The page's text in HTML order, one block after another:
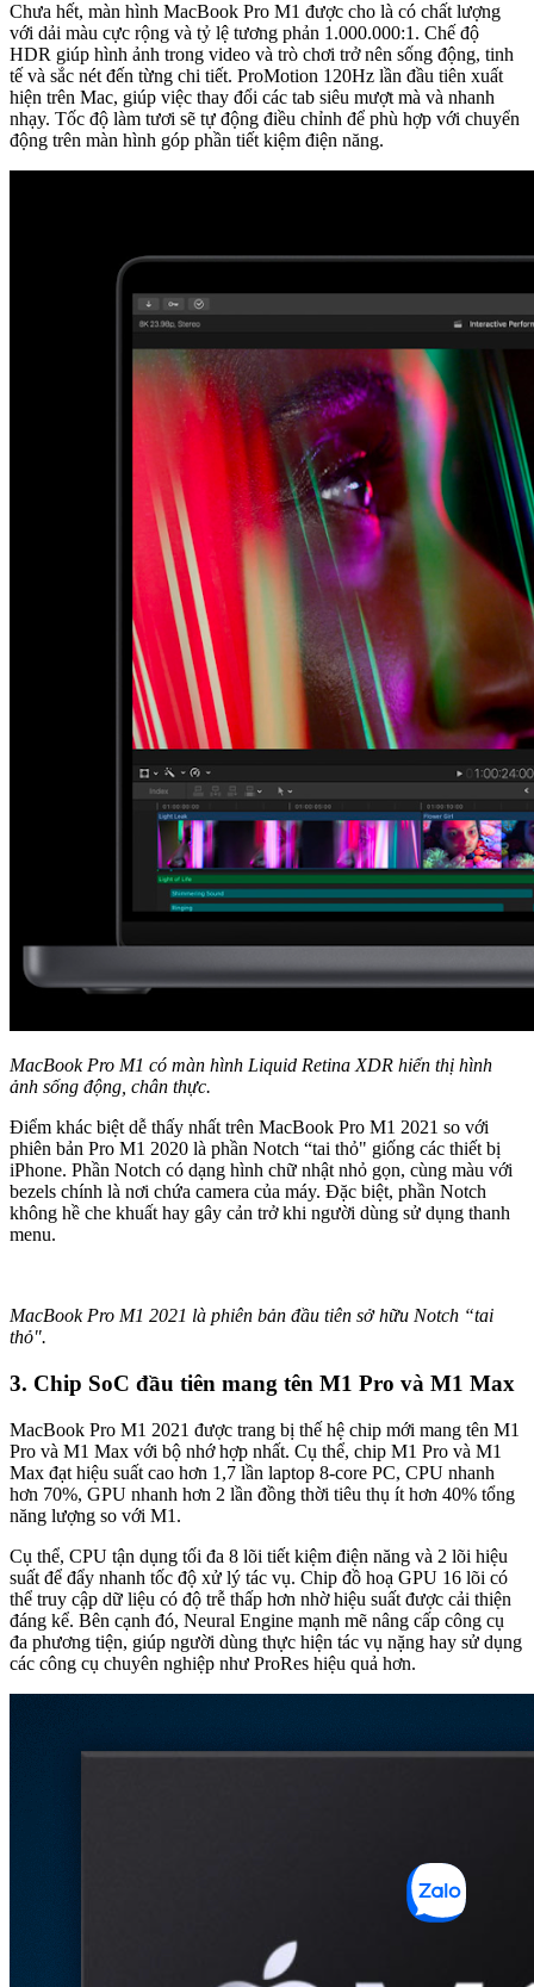
Chưa hết, màn hình MacBook Pro M1 được cho là có chất lượng
với dải màu cực rộng và tỷ lệ tương phản 1.000.000:1. Chế độ
HDR giúp hình ảnh trong video và trò chơi trở nên sống động, tinh
tế và sắc nét đến từng chi tiết. ProMotion 120Hz lần đầu tiên xuất
hiện trên Mac, giúp việc thay đổi các tab siêu mượt mà và nhanh
nhạy. Tốc độ làm tươi sẽ tự động điều chỉnh để phù hợp với chuyển
động trên màn hình góp phần tiết kiệm điện năng.
MacBook Pro M1 có màn hình Liquid Retina XDR hiển thị hình
ảnh sống động, chân thực.
Điểm khác biệt dễ thấy nhất trên MacBook Pro M1 2021 so với
phiên bản Pro M1 2020 là phần Notch “tai thỏ" giống các thiết bị
iPhone. Phần Notch có dạng hình chữ nhật nhỏ gọn, cùng màu với
bezels chính là nơi chứa camera của máy. Đặc biệt, phần Notch
không hề che khuất hay gây cản trở khi người dùng sử dụng thanh
menu.
MacBook Pro M1 2021 là phiên bản đầu tiên sở hữu Notch “tai
thỏ".
3. Chip SoC đầu tiên mang tên M1 Pro và M1 Max
MacBook Pro M1 2021 được trang bị thế hệ chip mới mang tên M1
Pro và M1 Max với bộ nhớ hợp nhất. Cụ thể, chip M1 Pro và M1
Max đạt hiệu suất cao hơn 1,7 lần laptop 8-core PC, CPU nhanh
hơn 70%, GPU nhanh hơn 2 lần đồng thời tiêu thụ ít hơn 40% tổng
năng lượng so với M1.
Cụ thể, CPU tận dụng tối đa 8 lõi tiết kiệm điện năng và 2 lõi hiệu
suất để đẩy nhanh tốc độ xử lý tác vụ. Chip đồ hoạ GPU 16 lõi có
thể truy cập dữ liệu có độ trễ thấp hơn nhờ hiệu suất được cải thiện
đáng kể. Bên cạnh đó, Neural Engine mạnh mẽ nâng cấp công cụ
đa phương tiện, giúp người dùng thực hiện tác vụ nặng hay sử dụng
các công cụ chuyên nghiệp như ProRes hiệu quả hơn.